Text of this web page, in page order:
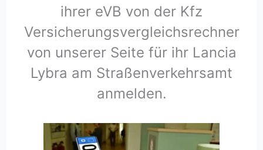
ihrer eVB von der Kfz
Versicherungsvergleichsrechner
von unserer Seite für ihr Lancia
Lybra am Straßenverkehrsamt
anmelden.